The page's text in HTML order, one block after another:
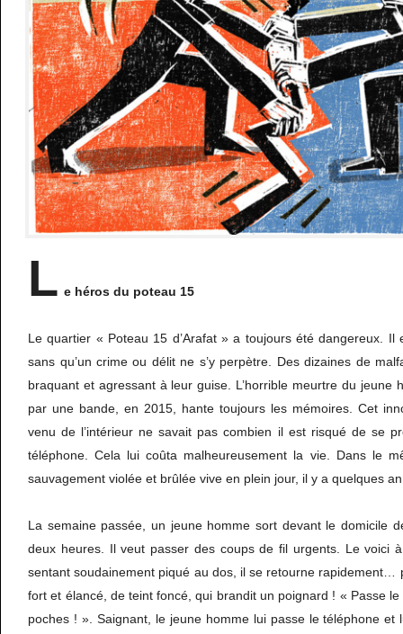
L e héros du poteau 15
Le quartier « Poteau 15 d’Arafat » a toujours été dangereux. Il
sans qu’un crime ou délit ne s’y perpètre. Des dizaines de
braquant et agressant à leur guise. L’horrible meurtre du jeune
par une bande, en 2015, hante toujours les mémoires. Cet
venu de l’intérieur ne savait pas combien il est risqué de se
téléphone. Cela lui coûta malheureusement la vie. Dans le
sauvagement violée et brûlée vive en plein jour, il y a quelques
La semaine passée, un jeune homme sort devant le domicile
deux heures. Il veut passer des coups de fil urgents. Le voici
sentant soudainement piqué au dos, il se retourne rapidement…
fort et élancé, de teint foncé, qui brandit un poignard ! « Passe
poches ! ». Saignant, le jeune homme lui passe le téléphone et